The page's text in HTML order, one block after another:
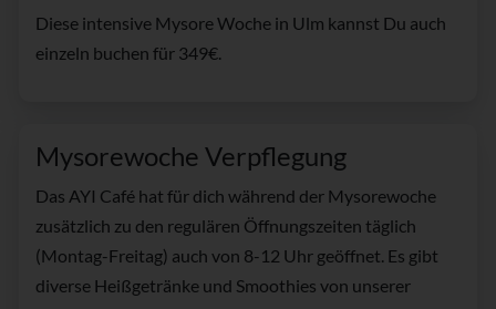
Diese intensive Mysore Woche in Ulm kannst Du auch
einzeln buchen für 349€.
Mysorewoche Verpflegung
Das AYI Café hat für dich während der Mysorewoche
zusätzlich zu den regulären Öffnungszeiten täglich
(Montag-Freitag) auch von 8-12 Uhr geöffnet. Es gibt
diverse Heißgetränke und Smoothies von unserer